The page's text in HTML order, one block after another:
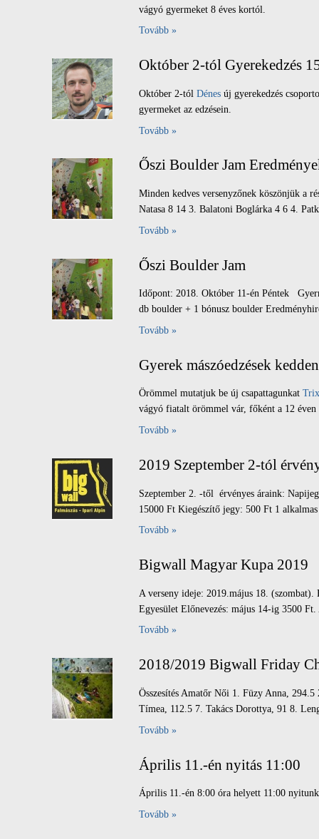
vágyó gyermeket 8 éves kortól.
Tovább »
Október 2-tól Gyerekedzés
Október 2-tól Dénes új gyerekedzés
gyermeket az edzésein.
Tovább »
Őszi Boulder Jam
Minden kedves versenyzőnek köszönjük
Natasa 8 14 3. Balatoni Boglárka 4 6 4.
Tovább »
Őszi Boulder Jam
Időpont: 2018. Október 11-én Péntek
db boulder + 1 bónusz boulder
Tovább »
Gyerek mászóedzések
Örömmel mutatjuk be új csapattagunkat
vágyó fiatalt örömmel vár, főként a 12
Tovább »
2019 Szeptember 2-tól
Szeptember 2. -től érvényes áraink:
15000 Ft Kiegészítő jegy: 500 Ft 1
Tovább »
Bigwall Magyar Kupa 2019
A verseny ideje: 2019.május 18.
Egyesület Előnevezés: május 14-ig 3500
Tovább »
2018/2019 Bigwall Friday
Összesítés Amatőr Női 1. Füzy Anna,
Tímea, 112.5 7. Takács Dorottya, 91 8.
Tovább »
Április 11.-én nyitás 11:00
Április 11.-én 8:00 óra helyett 11:00
Tovább »